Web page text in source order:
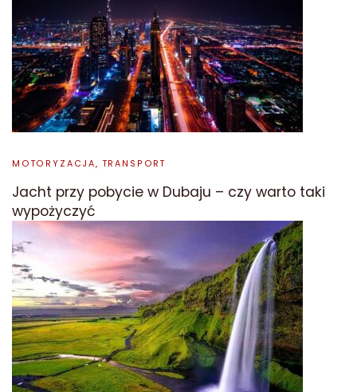
MOTORYZACJA, TRANSPORT
Jacht przy pobycie w Dubaju – czy warto taki
wypożyczyć